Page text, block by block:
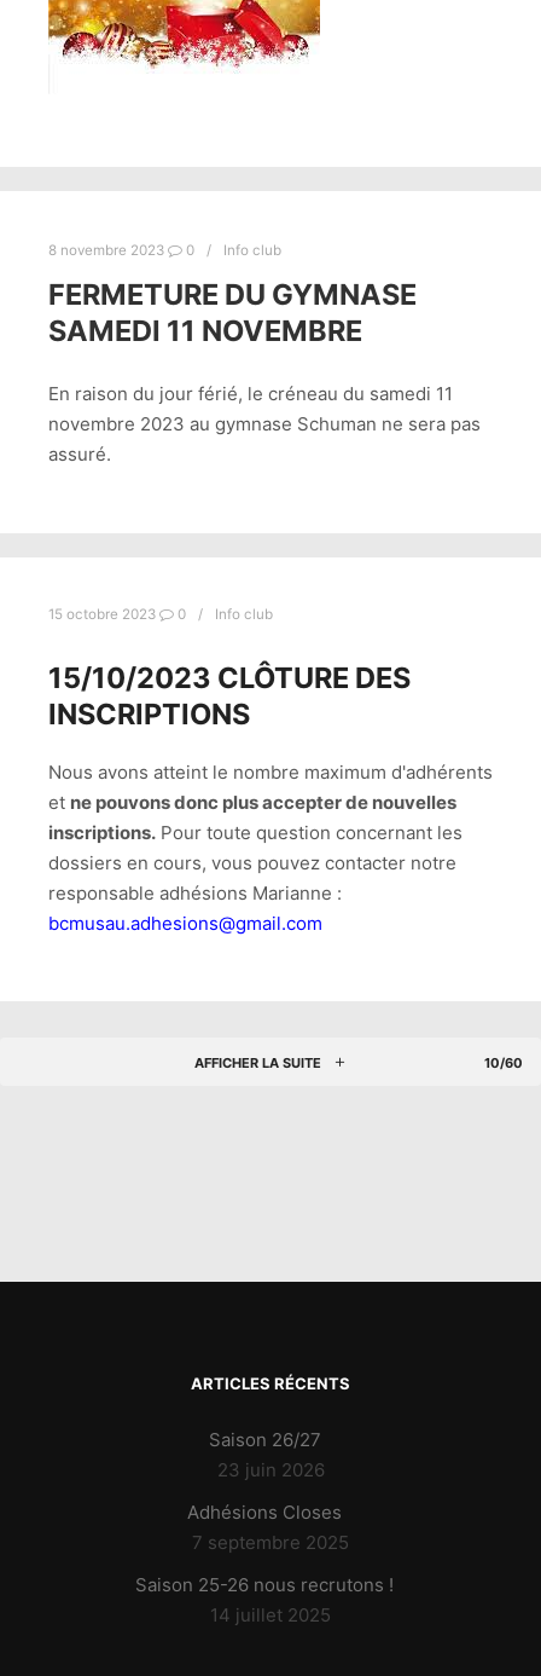
8 novembre 2023 0 Info club
FERMETURE DU GYMNASE
SAMEDI 11 NOVEMBRE
En raison du jour férié, le créneau du samedi 11
novembre 2023 au gymnase Schuman ne sera pas
assuré.
15 octobre 2023 0 Info club
15/10/2023 CLÔTURE DES
INSCRIPTIONS
Nous avons atteint le nombre maximum d'adhérents
et ne pouvons donc plus accepter de nouvelles
inscriptions. Pour toute question concernant les
dossiers en cours, vous pouvez contacter notre
responsable adhésions Marianne :
bcmusau.adhesions@gmail.com
AFFICHER LA SUITE 10/60
ARTICLES RÉCENTS
Saison 26/27
23 juin 2026
Adhésions Closes
7 septembre 2025
Saison 25-26 nous recrutons !
14 juillet 2025